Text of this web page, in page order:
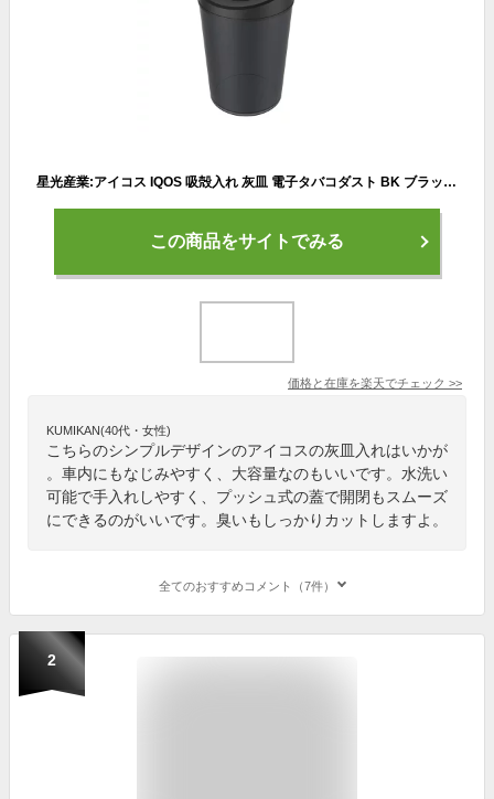
星光産業:アイコス IQOS 吸殻入れ 灰皿 電子タバコダスト BK ブラック 車用 大容量 水洗いOK ED-611
この商品をサイトでみる
価格と在庫を楽天でチェック >>
KUMIKAN(40代・女性)
こちらのシンプルデザインのアイコスの灰皿入れはいかが
。車内にもなじみやすく、大容量なのもいいです。水洗い
可能で手入れしやすく、プッシュ式の蓋で開閉もスムーズ
にできるのがいいです。臭いもしっかりカットしますよ。
全てのおすすめコメント（7件）
2